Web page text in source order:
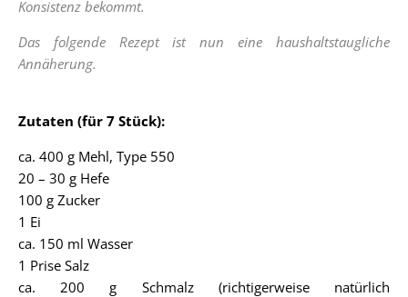
Konsistenz bekommt.
Das folgende Rezept ist nun eine haushaltstaugliche
Annäherung.
Zutaten (für 7 Stück):
ca. 400 g Mehl, Type 550
20 – 30 g Hefe
100 g Zucker
1 Ei
ca. 150 ml Wasser
1 Prise Salz
ca. 200 g Schmalz (richtigerweise natürlich